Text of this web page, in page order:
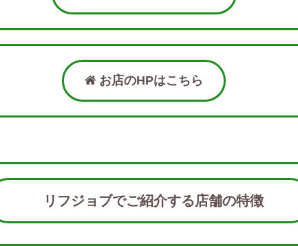
お店のHPはこちら
リフジョブでご紹介する店舗の特徴